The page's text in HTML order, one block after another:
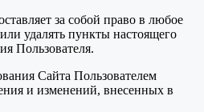
за собой право в любое
удалять пункты настоящего
Пользователя.
Сайта Пользователем
и изменений, внесенных в